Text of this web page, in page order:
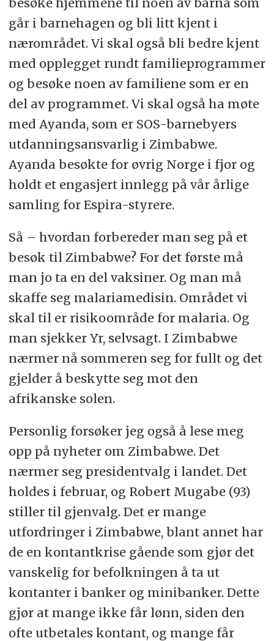
går i barnehagen og bli litt kjent i
nærområdet. Vi skal også bli bedre kjent
med opplegget rundt familieprogrammer
og besøke noen av familiene som er en
del av programmet. Vi skal også ha møte
med Ayanda, som er SOS-barnebyers
utdanningsansvarlig i Zimbabwe.
Ayanda besøkte for øvrig Norge i fjor og
holdt et engasjert innlegg på vår årlige
samling for Espira-styrere.
Så – hvordan forbereder man seg på et
besøk til Zimbabwe? For det første må
man jo ta en del vaksiner. Og man må
skaffe seg malariamedisin. Området vi
skal til er risikoområde for malaria. Og
man sjekker Yr, selvsagt. I Zimbabwe
nærmer nå sommeren seg for fullt og det
gjelder å beskytte seg mot den
afrikanske solen.
Personlig forsøker jeg også å lese meg
opp på nyheter om Zimbabwe. Det
nærmer seg presidentvalg i landet. Det
holdes i februar, og Robert Mugabe (93)
stiller til gjenvalg. Det er mange
utfordringer i Zimbabwe, blant annet har
de en kontantkrise gående som gjør det
vanskelig for befolkningen å ta ut
kontanter i banker og minibanker. Dette
gjør at mange ikke får lønn, siden den
ofte utbetales kontant, og mange får